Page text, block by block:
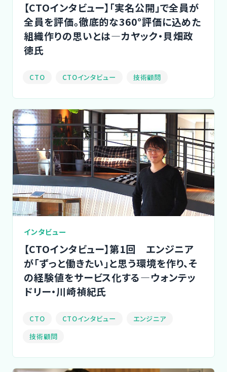
【CTOインタビュー】「実名公開」で全員が
全員を評価。徹底的な360°評価に込めた
組織作りの思いとは―カヤック・貝畑政
徳氏
CTO CTOインタビュー 技術顧問
インタビュー
【CTOインタビュー】第1回 エンジニア
が「ずっと働きたい」と思う環境を作り、そ
の経験値をサービス化する―ウォンテッ
ドリー・川崎禎紀氏
CTO CTOインタビュー
エンジニア
技術顧問